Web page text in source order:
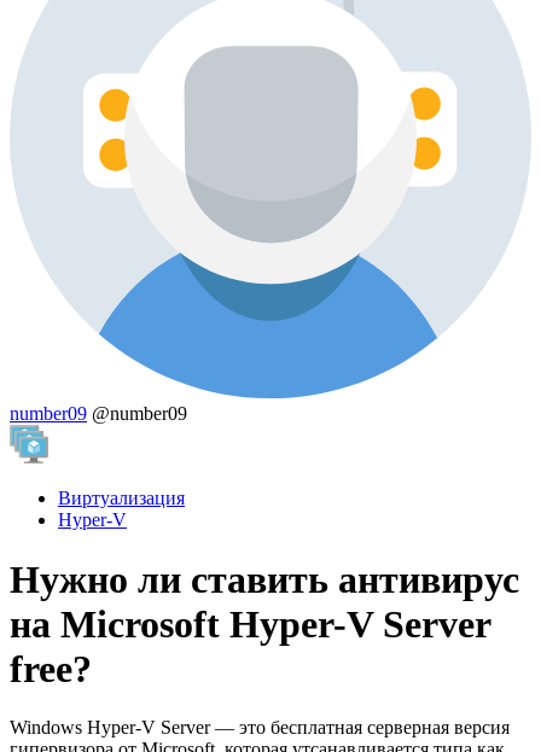
number09 @number09
Виртуализация
Hyper-V
Нужно ли ставить антивирус
на Microsoft Hyper-V Server
free?
Windows Hyper-V Server — это бесплатная серверная версия